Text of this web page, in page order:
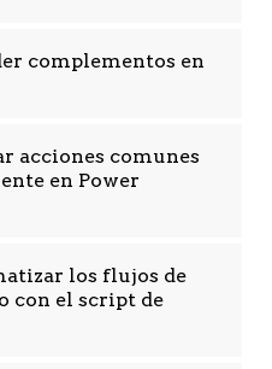
complementos en
acciones comunes
en Power
los flujos de
con el script de